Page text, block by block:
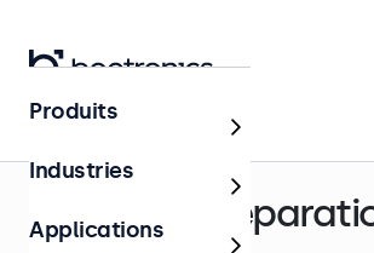
Retours &
Produits
Industries
Applications